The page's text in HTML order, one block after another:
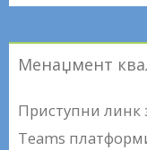
Менаџмент
Приступни линк
Teams